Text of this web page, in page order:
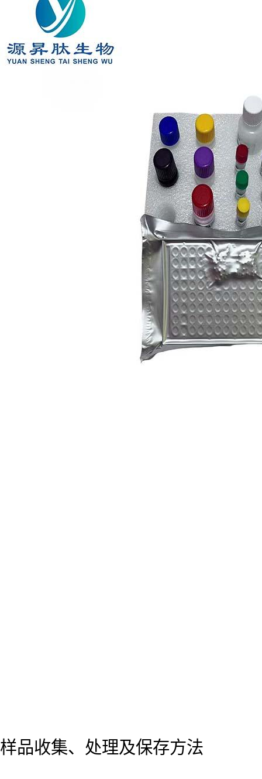
样品收集、处理及保存方法